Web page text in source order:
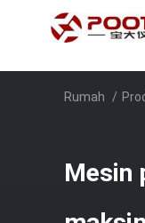
Rumah /
Mesin